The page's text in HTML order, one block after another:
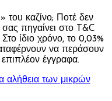
του καζίνο; Ποτέ δεν
σας πηγαίνει στο T&C
ίδιο χρόνο, το 0,03%
να περάσουν
έγγραφα.
αλήθεια των μικρών